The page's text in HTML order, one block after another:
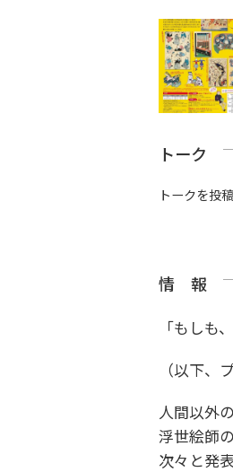
トーク
トークを投
情 報
「もしも
（以下、
人間以外
浮世絵師
次々と発